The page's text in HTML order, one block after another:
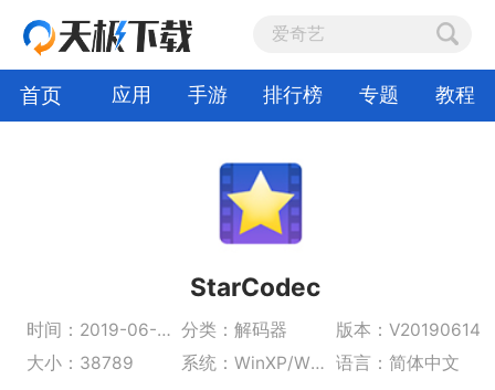
首页 应用 手游 排行榜 专题 教程
StarCodec
时间：2019-06-17 分类：解码器
版本：V20190614
大小：38789
系统：WinXP/Win2K/Vista/Win7/Win8/Win10 语言：简体中文